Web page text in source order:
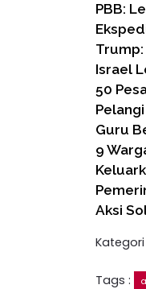
PBB:
Trump:
Israel
50
Guru
9
Aksi
Kategori
Tags :